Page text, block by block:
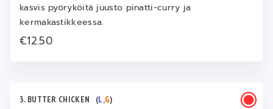
kasvis pyöryköitä juusto pinatti-curry ja
kermakastikkeessa.
€12.50
3. BUTTER CHICKEN (L,G)